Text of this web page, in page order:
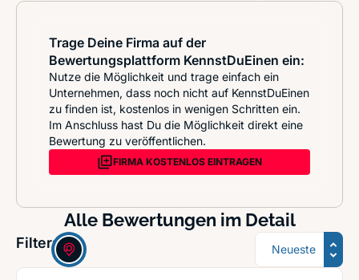
Trage Deine Firma auf der
Bewertungsplattform KennstDuEinen ein:
Nutze die Möglichkeit und trage einfach ein
Unternehmen, dass noch nicht auf KennstDuEinen
zu finden ist, kostenlos in wenigen Schritten ein.
Im Anschluss hast Du die Möglichkeit direkt eine
Bewertung zu veröffentlichen.
FIRMA KOSTENLOS EINTRAGEN
Alle Bewertungen im Detail
Filter: Sortierung